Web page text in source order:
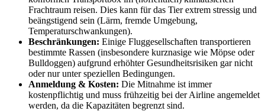
Frachtraum reisen. Dies kann für das Tier extrem stressig und
beängstigend sein (Lärm, fremde Umgebung,
Temperaturschwankungen).
Beschränkungen: Einige Fluggesellschaften transportieren
bestimmte Rassen (insbesondere kurznasige wie Möpse oder
Bulldoggen) aufgrund erhöhter Gesundheitsrisiken gar nicht
oder nur unter speziellen Bedingungen.
Anmeldung & Kosten: Die Mitnahme ist immer
kostenpflichtig und muss frühzeitig bei der Airline angemeldet
werden, da die Kapazitäten begrenzt sind.